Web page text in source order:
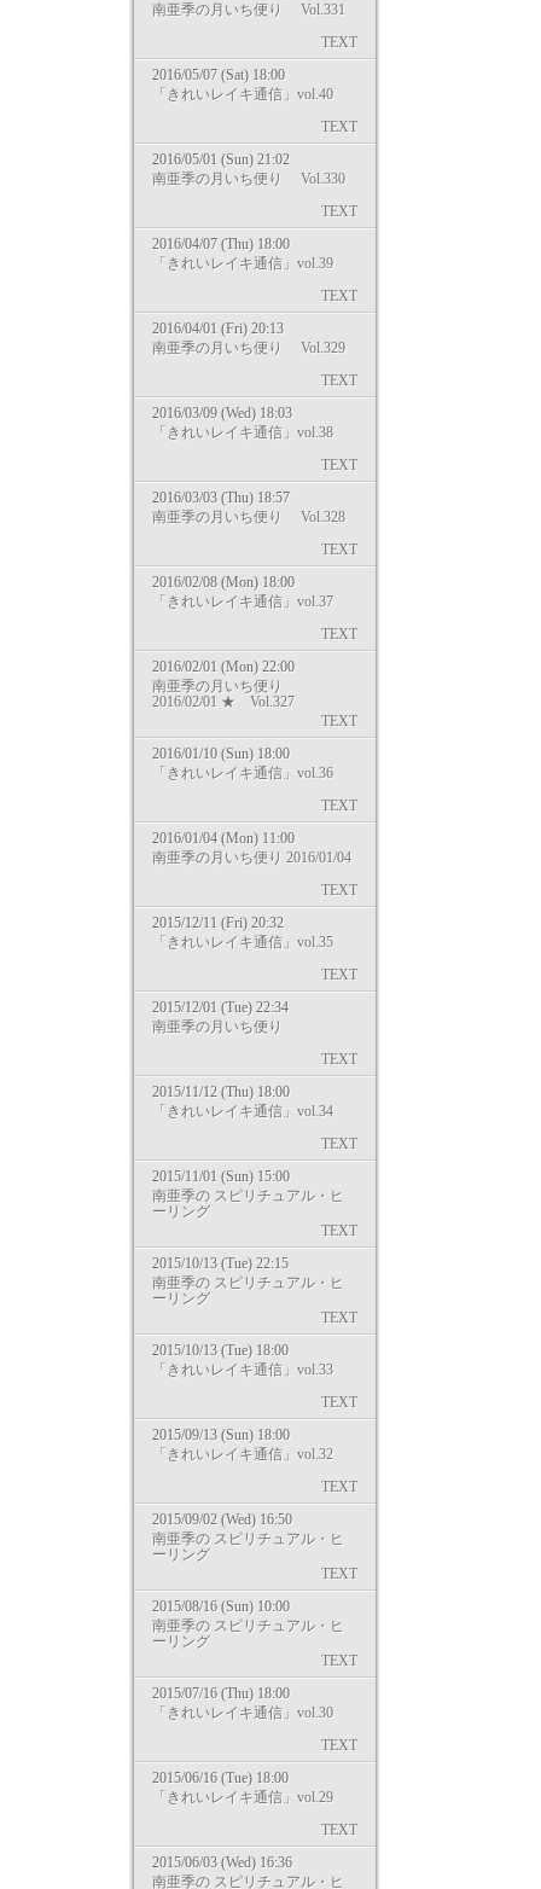
南亜季の月いち便り Vol.331
TEXT
2016/05/07 (Sat) 18:00
「きれいレイキ通信」vol.40
TEXT
2016/05/01 (Sun) 21:02
南亜季の月いち便り Vol.330
TEXT
2016/04/07 (Thu) 18:00
「きれいレイキ通信」vol.39
TEXT
2016/04/01 (Fri) 20:13
南亜季の月いち便り Vol.329
TEXT
2016/03/09 (Wed) 18:03
「きれいレイキ通信」vol.38
TEXT
2016/03/03 (Thu) 18:57
南亜季の月いち便り Vol.328
TEXT
2016/02/08 (Mon) 18:00
「きれいレイキ通信」vol.37
TEXT
2016/02/01 (Mon) 22:00
南亜季の月いち便り
2016/02/01 ★ Vol.327
TEXT
2016/01/10 (Sun) 18:00
「きれいレイキ通信」vol.36
TEXT
2016/01/04 (Mon) 11:00
南亜季の月いち便り 2016/01/04
TEXT
2015/12/11 (Fri) 20:32
「きれいレイキ通信」vol.35
TEXT
2015/12/01 (Tue) 22:34
南亜季の月いち便り
TEXT
2015/11/12 (Thu) 18:00
「きれいレイキ通信」vol.34
TEXT
2015/11/01 (Sun) 15:00
南亜季の スピリチュアル・ヒ
ーリング
TEXT
2015/10/13 (Tue) 22:15
南亜季の スピリチュアル・ヒ
ーリング
TEXT
2015/10/13 (Tue) 18:00
「きれいレイキ通信」vol.33
TEXT
2015/09/13 (Sun) 18:00
「きれいレイキ通信」vol.32
TEXT
2015/09/02 (Wed) 16:50
南亜季の スピリチュアル・ヒ
ーリング
TEXT
2015/08/16 (Sun) 10:00
南亜季の スピリチュアル・ヒ
ーリング
TEXT
2015/07/16 (Thu) 18:00
「きれいレイキ通信」vol.30
TEXT
2015/06/16 (Tue) 18:00
「きれいレイキ通信」vol.29
TEXT
2015/06/03 (Wed) 16:36
南亜季の スピリチュアル・ヒ